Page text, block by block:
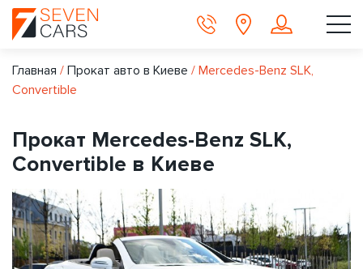
Главная / Прокат авто в Киеве / Mercedes-Benz SLK,
Convertible
Прокат Mercedes-Benz SLK,
Convertible в Киеве